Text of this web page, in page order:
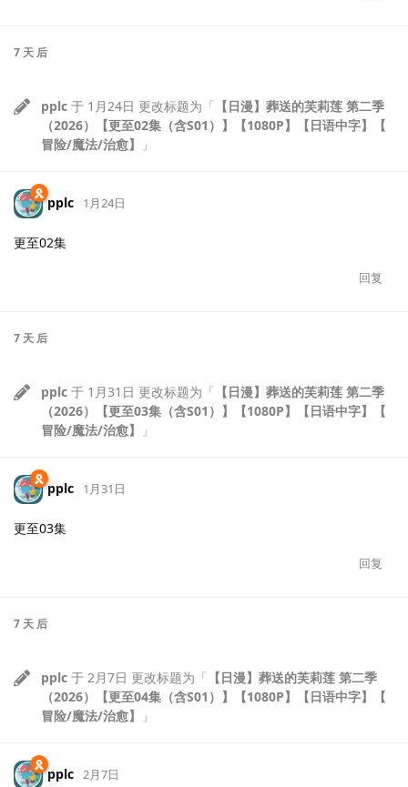
7 天 后
pplc 于 1月24日 更改标题为「 【日漫】葬送的芙莉莲 第二季
（2026）【更至02集（含S01）】【1080P】【日语中字】【
冒险/魔法/治愈】
」
pplc 1月24日
更至02集
回复
7 天 后
pplc 于 1月31日 更改标题为「 【日漫】葬送的芙莉莲 第二季
（2026）【更至03集（含S01）】【1080P】【日语中字】【
冒险/魔法/治愈】
」
pplc 1月31日
更至03集
回复
7 天 后
pplc 于 2月7日 更改标题为「 【日漫】葬送的芙莉莲 第二季
（2026）【更至04集（含S01）】【1080P】【日语中字】【
冒险/魔法/治愈】
」
pplc 2月7日